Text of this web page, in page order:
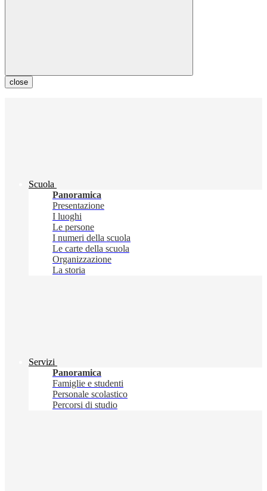
close
Scuola
Panoramica
Presentazione
I luoghi
Le persone
I numeri della scuola
Le carte della scuola
Organizzazione
La storia
Servizi
Panoramica
Famiglie e studenti
Personale scolastico
Percorsi di studio